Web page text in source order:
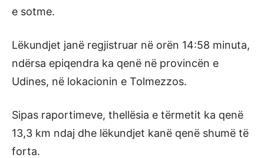
e sotme.
Lëkundjet janë regjistruar në orën 14:58 minuta,
ndërsa epiqendra ka qenë në provincën e
Udines, në lokacionin e Tolmezzos.
Sipas raportimeve, thellësia e tërmetit ka qenë
13,3 km ndaj dhe lëkundjet kanë qenë shumë të
forta.